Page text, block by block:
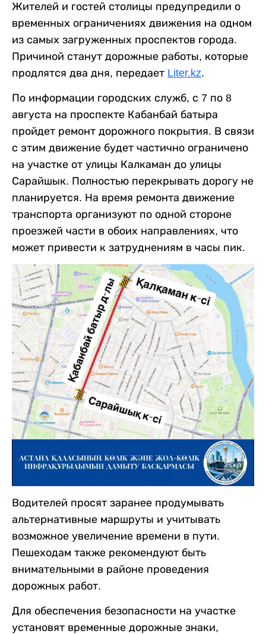
Жителей и гостей столицы предупредили о
временных ограничениях движения на одном
из самых загруженных проспектов города.
Причиной станут дорожные работы, которые
продлятся два дня, передает Liter.kz.
По информации городских служб, с 7 по 8
августа на проспекте Кабанбай батыра
пройдет ремонт дорожного покрытия. В связи
с этим движение будет частично ограничено
на участке от улицы Калкаман до улицы
Сарайшык. Полностью перекрывать дорогу не
планируется. На время ремонта движение
транспорта организуют по одной стороне
проезжей части в обоих направлениях, что
может привести к затруднениям в часы пик.
Водителей просят заранее продумывать
альтернативные маршруты и учитывать
возможное увеличение времени в пути.
Пешеходам также рекомендуют быть
внимательными в районе проведения
дорожных работ.
Для обеспечения безопасности на участке
установят временные дорожные знаки,